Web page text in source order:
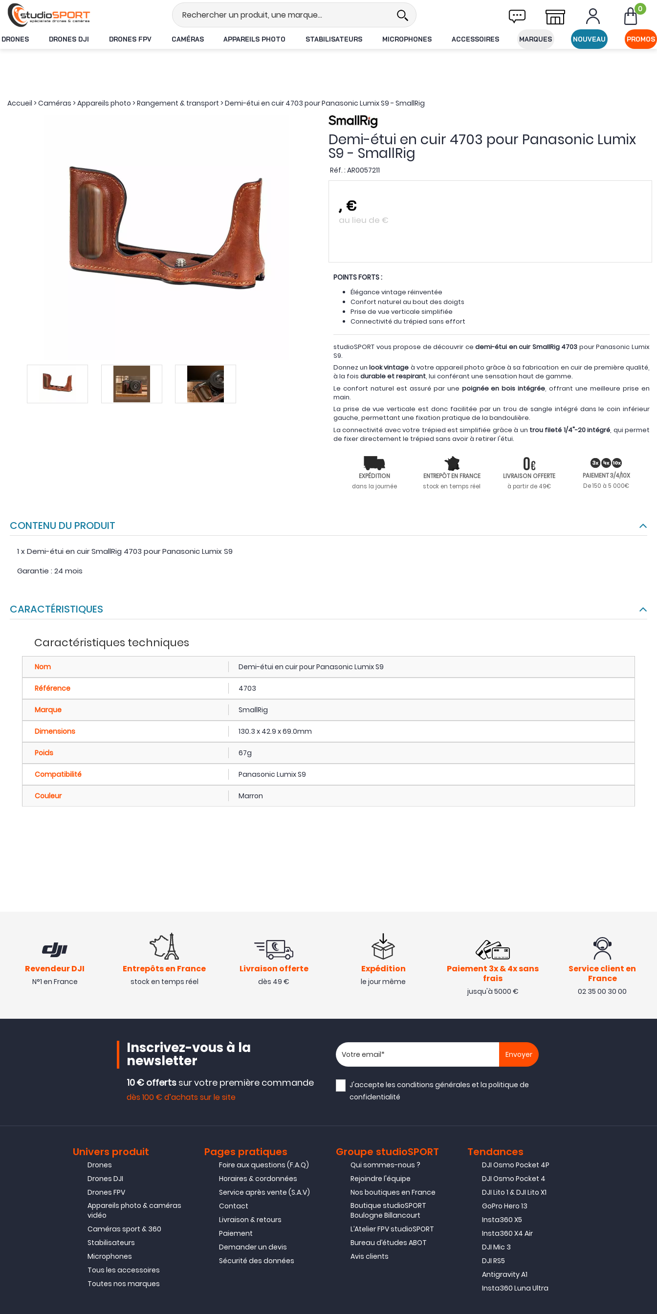
Stock en temps réel Livraison offerte dès 49€ d'achat 0
DRONES DRONES DJI DRONES FPV CAMÉRAS APPAREILS PHOTO STABILISATEURS MICROPHONES ACCESSOIRES MARQUES NOUVEAU PROMOS
Accueil >Caméras >Appareils photo >Rangement & transport >Demi-étui en cuir 4703 pour Panasonic Lumix S9 - SmallRig
Demi-étui en cuir 4703 pour Panasonic Lumix
S9 - SmallRig
Réf. : AR0057211
, €
au lieu de €
POINTS FORTS :
Élégance vintage réinventée
Confort naturel au bout des doigts
Prise de vue verticale simplifiée
Connectivité du trépied sans effort
studioSPORT vous propose de découvrir cedemi-étui en cuir SmallRig 4703 pour Panasonic Lumix
S9.
Donnez un look vintage à votre appareil photo grâce à sa fabrication en cuir de première qualité,
à la fois durable et respirant, lui conférant une sensation haut de gamme.
Le confort naturel est assuré par une poignée en bois intégrée , offrant une meilleure prise en
main.
La prise de vue verticale est donc facilitée par un trou de sangle intégré dans le coin inférieur
gauche, permettant une fixation pratique de la bandoulière.
La connectivité avec votre trépied est simplifiée grâce à un trou fileté 1/4"-20 intégré , qui permet
de fixer directement le trépied sans avoir à retirer l'étui.
EXPÉDITION
dans la journée
ENTREPÔT EN FRANCE
stock en temps réel
LIVRAISON OFFERTE
à partir de 49€
PAIEMENT 3/4/10X
De 150 à 5 000€
CONTENU DU PRODUIT
1 x Demi-étui en cuir SmallRig 4703 pour Panasonic Lumix S9
Garantie : 24 mois
CARACTÉRISTIQUES
Caractéristiques techniques
Nom Demi-étui en cuir pour Panasonic Lumix S9
Référence 4703
Marque SmallRig
Dimensions 130.3 x 42.9 x 69.0mm
Poids 67g
Compatibilité Panasonic Lumix S9
Couleur Marron
Revendeur DJI
N°1 en France
Entrepôts en France
stock en temps réel
Livraison offerte
dès 49 €
Expédition
le jour même
Paiement 3x & 4x sans
frais
jusqu'à 5000 €
Service client en
France
02 35 00 30 00
Inscrivez-vous à la
newsletter
10 € offerts sur votre première commande
dès 100 € d’achats sur le site
Votre adresse email
J'accepte lesconditions générales et lapolitique de
confidentialité
Univers produit
Drones
Drones DJI
Drones FPV
Appareils photo & caméras
vidéo
Caméras sport & 360
Stabilisateurs
Microphones
Tous les accessoires
Toutes nos marques
Pages pratiques
Foire aux questions (F.A.Q)
Horaires & cordonnées
Service après vente (S.A.V)
Contact
Livraison & retours
Paiement
Demander un devis
Sécurité des données
Groupe studioSPORT
Qui sommes-nous ?
Rejoindre l'équipe
Nos boutiques en France
Boutique studioSPORT
Boulogne Billancourt
L’Atelier FPV studioSPORT
Bureau d’études ABOT
Avis clients
Tendances
DJI Osmo Pocket 4P
DJI Osmo Pocket 4
DJI Lito 1 & DJI Lito X1
GoPro Hero 13
Insta360 X5
Insta360 X4 Air
DJI Mic 3
DJI RS5
Antigravity A1
Insta360 Luna Ultra